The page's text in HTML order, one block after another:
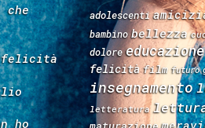
che
felicità
ho
adolescenti
bambino bellezza
dolore educazione
felicità film futuro
insegnamento
letteratura